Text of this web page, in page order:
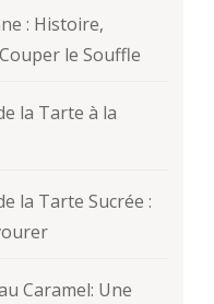
: Histoire,
le Souffle
la Tarte à la
la Tarte Sucrée :
Caramel: Une